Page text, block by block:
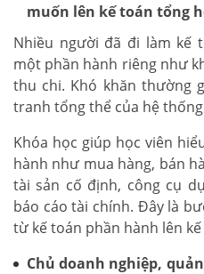
muốn lên kế toán tổng
Nhiều người đã đi làm kế
một phần hành riêng như
thu chi. Khó khăn thường
tranh tổng thể của hệ
Khóa học giúp học viên
hành như mua hàng, bán
tài sản cố định, công cụ
báo cáo tài chính. Đây là
từ kế toán phần hành lên
Chủ doanh nghiệp,